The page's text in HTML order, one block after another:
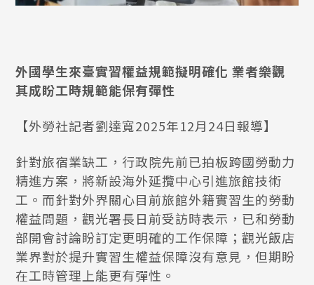
外國學生來臺實習權益規範擬明確化 業者樂觀
其成盼工時規範能保有彈性
【外勞社記者劉達寬2025年12月24日報導】
針對旅宿業缺工，行政院先前已拍板跨國勞動力
精進方案，將新設海外延攬中心引進旅館技術
工。而針對外界關心目前旅館外籍實習生的勞動
權益問題，觀光署長日前受訪時表示，已和勞動
部開會討論盼訂定更明確的工作保障；觀光飯店
業界對於提升實習生權益保障沒有意見，但期盼
在工時管理上能更有彈性。